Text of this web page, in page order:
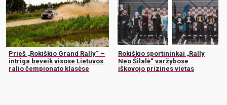
Prieš „Rokiškio Grand Rally“ –
intriga beveik visose Lietuvos
ralio čempionato klasėse
Rokiškio sportininkai „Rally
Neo Šilalė“ varžybose
iškovojo prizines vietas